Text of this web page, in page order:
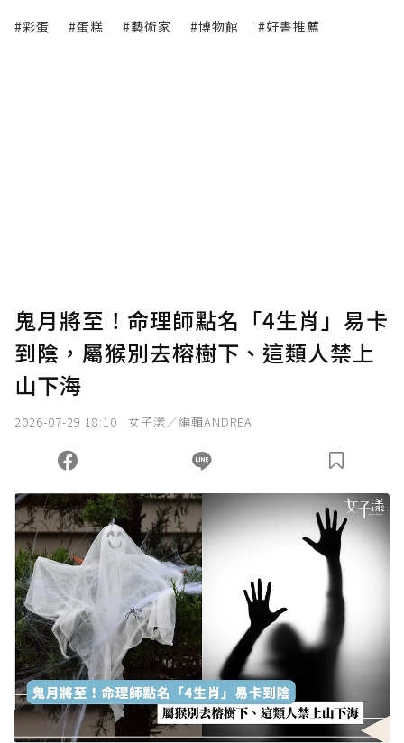
#彩蛋 #蛋糕 #藝術家 #博物館 #好書推薦
鬼月將至！命理師點名「4生肖」易卡
到陰，屬猴別去榕樹下、這類人禁上
山下海
2026-07-29 18:10 女子漾／編輯ANDREA